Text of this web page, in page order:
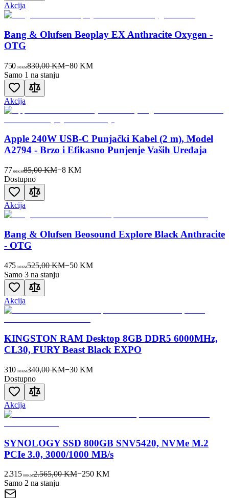
Akcija
Bang & Olufsen Beoplay EX Anthracite Oxygen -
OTG
750 00KM830,00 KM−80 KM
Samo 1 na stanju
Akcija
Apple 240W USB-C Punjački Kabel (2 m), Model
A2794 - Brzo i Efikasno Punjenje Vaših Uređaja
77 00KM85,00 KM−8KM
Dostupno
Akcija
Bang & Olufsen Beosound Explore Black Anthracite
- OTG
475 00KM525,00 KM−50 KM
Samo 3 na stanju
Akcija
KINGSTON RAM Desktop 8GB DDR5 6000MHz,
CL30, FURY Beast Black EXPO
310 00KM340,00 KM−30 KM
Dostupno
Akcija
SYNOLOGY SSD 800GB SNV5420, NVMe M.2
PCIe 3.0, 3000/1000 MB/s
2.315 00KM2.565,00 KM−250KM
Samo 2 na stanju